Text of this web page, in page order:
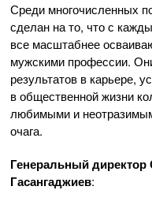
Среди многочисленных
сделан на то, что с
все масштабнее
мужскими профессии.
результатов в карьере,
в общественной жизни
любимыми и
очага.
Генеральный директор
Гасангаджиев: